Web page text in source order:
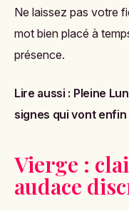
Ne laissez pas votre
mot bien placé à
présence.
Lire aussi : Pleine
signes qui vont
Vierge :
audace